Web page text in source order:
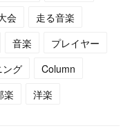
会
走る音楽
音楽
プレイヤー
ング
Column
楽 洋楽